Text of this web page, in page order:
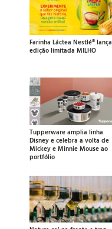
Farinha Láctea Nestlé® lança
edição limitada MILHO
Tupperware amplia linha
Disney e celebra a volta de
Mickey e Minnie Mouse ao
portfólio